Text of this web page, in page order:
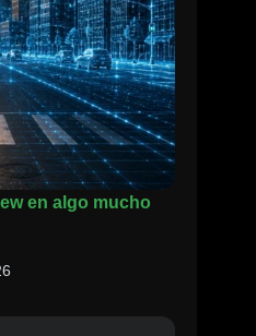
en algo mucho